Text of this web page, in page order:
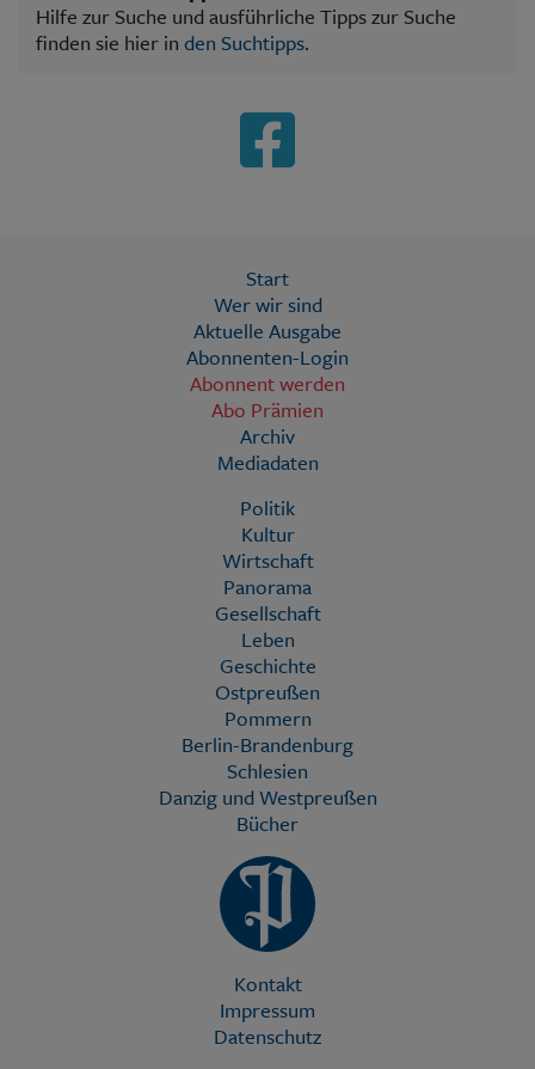
Hilfe zur Suche und ausführliche Tipps zur Suche
finden sie hier in den Suchtipps.
Start
Wer wir sind
Aktuelle Ausgabe
Abonnenten-Login
Abonnent werden
Abo Prämien
Archiv
Mediadaten
Politik
Kultur
Wirtschaft
Panorama
Gesellschaft
Leben
Geschichte
Ostpreußen
Pommern
Berlin-Brandenburg
Schlesien
Danzig und Westpreußen
Bücher
Kontakt
Impressum
Datenschutz